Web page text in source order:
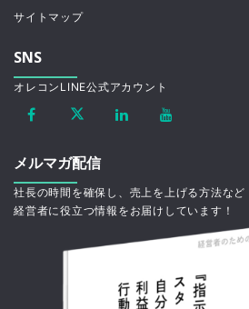
サイトマップ
SNS
オレコンLINE公式アカウント
メルマガ配信
社長の時間を確保し、売上を上げる方法など
経営者に役立つ情報をお届けしています！